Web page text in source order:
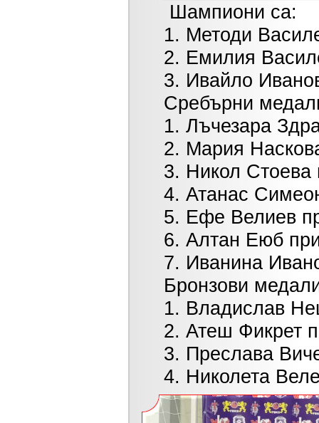
Шампиони са:
1. Методи
2. Емилия
3. Ивайло Иванов
Сребърни
1. Лъчезара
2. Мария Наскова
3. Никол Стоева
4. Атанас
5. Ефе Велиев
6. Алтан Еюб при
7. Иванина
Бронзови
1. Владислав
2. Атеш Фикрет
3. Преслава
4. Николета